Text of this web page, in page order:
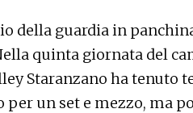
della guardia in
quinta giornata del
Staranzano ha tenuto
per un set e mezzo, ma